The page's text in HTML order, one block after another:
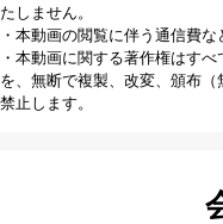
たしません。
・本動画の閲覧に伴う通信費
・本動画に関する著作権はす
を、無断で複製、改変、頒布
禁止します。